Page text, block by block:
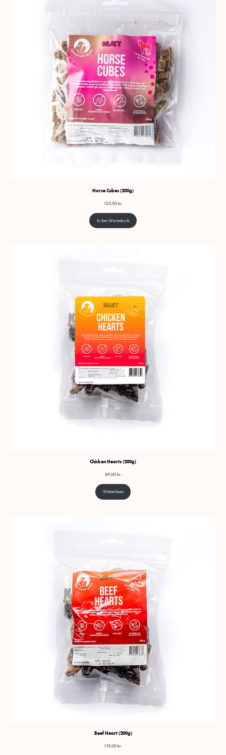
Horse Cubes (200g)
125,00 kr.
In den Warenkorb
Chicken Hearts (200g)
69,00 kr.
Weiterlesen
Beef Heart (200g)
119,00 kr.